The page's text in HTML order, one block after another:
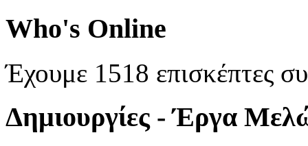
Who's Online
Έχουμε 1518 επισκέπτες
Δημιουργίες - Έργα